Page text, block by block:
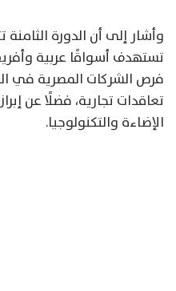
وأشار إلى أن الدورة
تستهدف أسواقًا عربية
فرص الشركات المصرية في
تعاقدات تجارية، فضلًا عن
الإضاءة والتكنولوجيا.